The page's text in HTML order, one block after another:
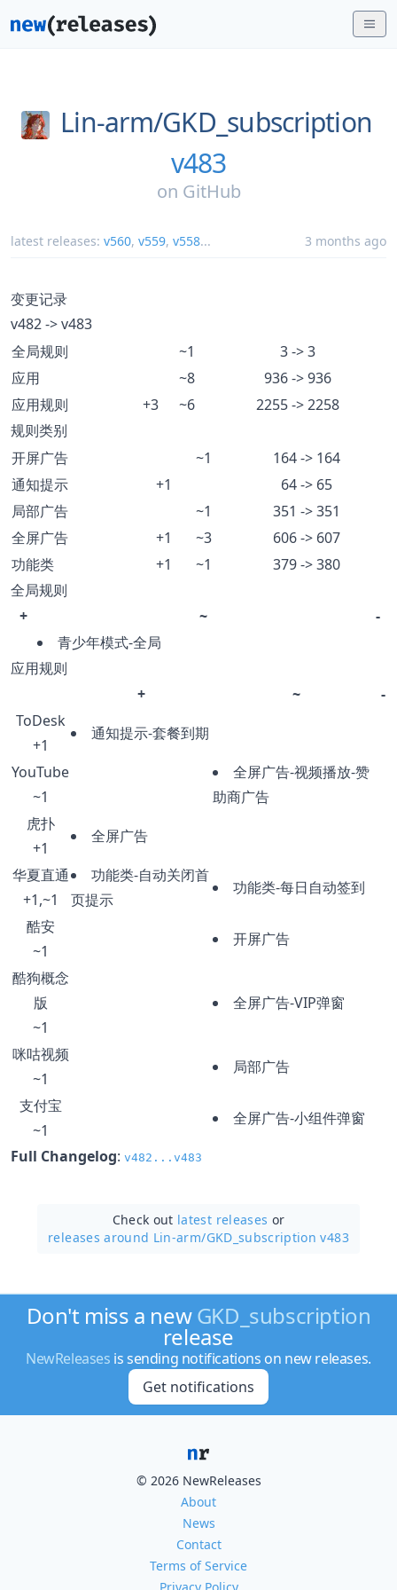
Lin-arm/GKD_subscription
v483
on GitHub
latest releases: v560, v559, v558... 3 months ago
变更记录
v482 -> v483
全局规则
~1
3 -> 3
应用
~8
936 -> 936
应用规则
+3 ~6
2255 -> 2258
规则类别
开屏广告
~1
164 -> 164
通知提示
+1
64 -> 65
局部广告
~1
351 -> 351
全屏广告
+1 ~3
606 -> 607
功能类
+1 ~1
379 -> 380
全局规则
+
~
-
青少年模式-全局
应用规则
+
~
-
ToDesk
+1
通知提示-套餐到期
YouTube
~1
全屏广告-视频播放-赞
助商广告
虎扑
+1
全屏广告
华夏直通
+1,~1
功能类-自动关闭首
页提示
功能类-每日自动签到
酷安
~1
开屏广告
酷狗概念
版
~1
全屏广告-VIP弹窗
咪咕视频
~1
局部广告
支付宝
~1
全屏广告-小组件弹窗
Full Changelog: v482...v483
Check out latest releases or
releases around Lin-arm/GKD_subscription v483
Don't miss a newGKD_subscription
release
NewReleases is sending notifications on new releases.
Get notifications
© 2026 NewReleases
About
News
Contact
Terms of Service